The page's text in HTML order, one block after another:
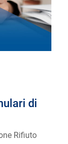
di
Rifiuto